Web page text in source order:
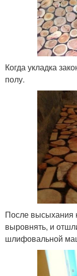
Когда укладка
полу.
После высыхания
выровнять, и
шлифовальной